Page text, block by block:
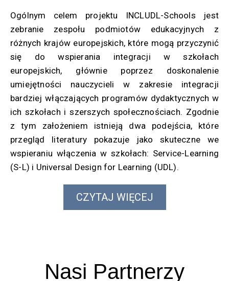
Ogólnym celem projektu INCLUDL-Schools jest
zebranie zespołu podmiotów edukacyjnych z
różnych krajów europejskich, które mogą przyczynić
się do wspierania integracji w szkołach
europejskich, głównie poprzez doskonalenie
umiejętności nauczycieli w zakresie integracji
bardziej włączających programów dydaktycznych w
ich szkołach i szerszych społecznościach. Zgodnie
z tym założeniem istnieją dwa podejścia, które
przegląd literatury pokazuje jako skuteczne we
wspieraniu włączenia w szkołach: Service-Learning
(S-L) i Universal Design for Learning (UDL).
CZYTAJ WIĘCEJ
Nasi Partnerzy